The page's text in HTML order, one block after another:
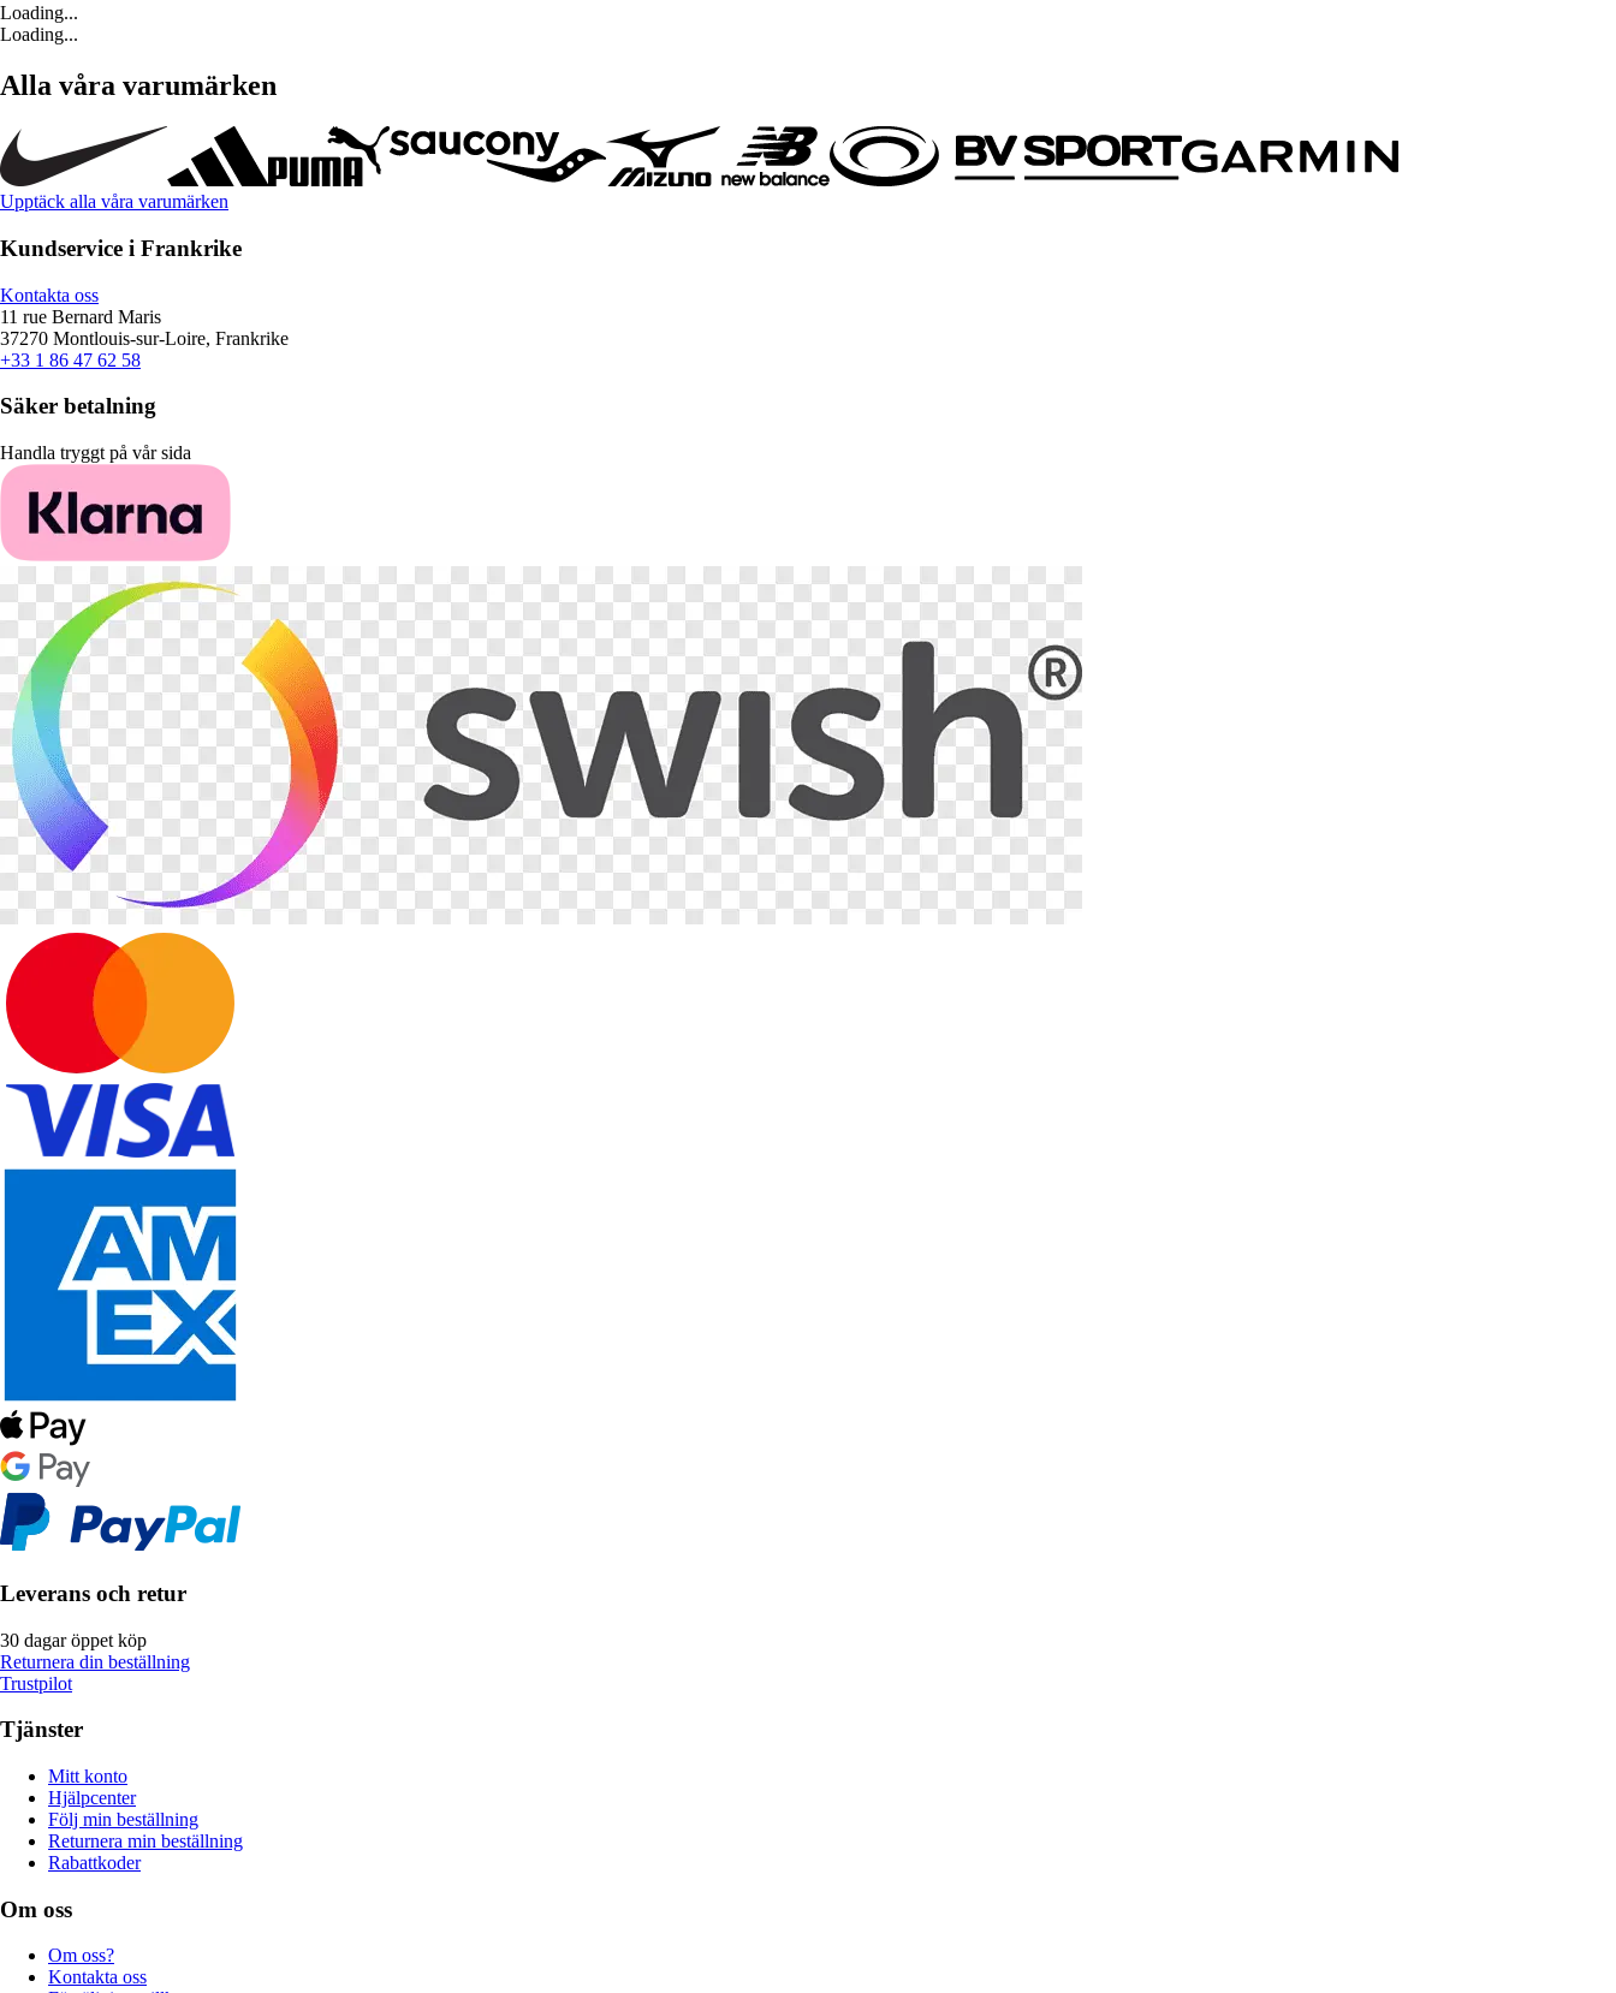
Loading...
Loading...
Alla våra varumärken
Upptäck alla våra varumärken
Kundservice i Frankrike
Kontakta oss
11 rue Bernard Maris
37270 Montlouis-sur-Loire, Frankrike
+33 1 86 47 62 58
Säker betalning
Handla tryggt på vår sida
Leverans och retur
30 dagar öppet köp
Returnera din beställning
Trustpilot
Tjänster
Mitt konto
Hjälpcenter
Följ min beställning
Returnera min beställning
Rabattkoder
Om oss
Om oss?
Kontakta oss